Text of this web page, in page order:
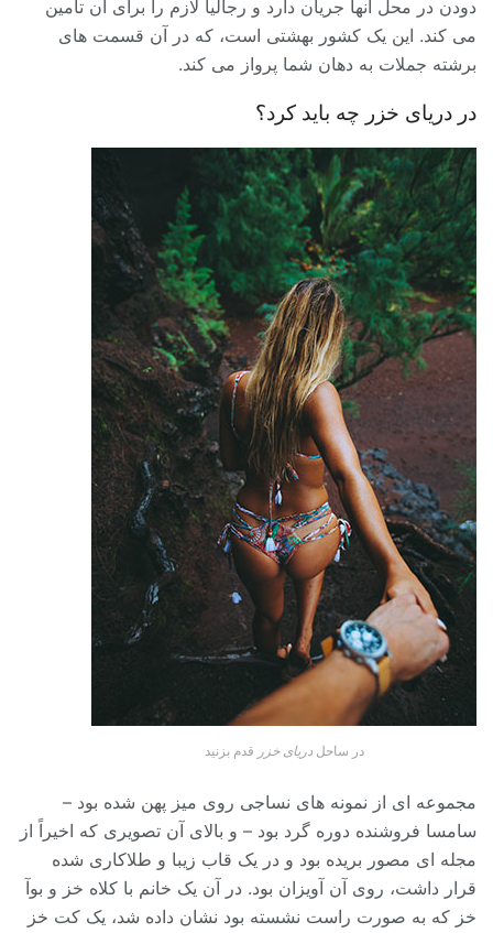
دودن در محل آنها جریان دارد و رجالیا لازم را برای آن تأمین
می کند. این یک کشور بهشتی است، که در آن قسمت های
برشته جملات به دهان شما پرواز می کند.
در دریای خزر چه باید کرد؟
در ساحلدریای خزر قدم بزنید
مجموعه ای از نمونه های نساجی روی میز پهن شده بود –
سامسا فروشنده دوره گرد بود – و بالای آن تصویری که اخیراً از
مجله ای مصور بریده بود و در یک قاب زیبا و طلاکاری شده
قرار داشت، روی آن آویزان بود. در آن یک خانم با کلاه خز و بوآ
خز که به صورت راست نشسته بود نشان داده شد، یک کت خز